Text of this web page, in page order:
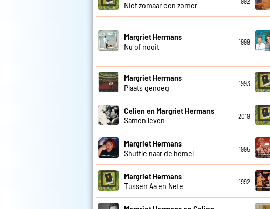
Niet zomaar een zomer
Margriet Hermans
Nu of nooit
1999
Margriet Hermans
Plaats genoeg
1993
Celien en Margriet Hermans
Samen leven
2019
Margriet Hermans
Shuttle naar de hemel
1995
Margriet Hermans
Tussen Aa en Nete
1992